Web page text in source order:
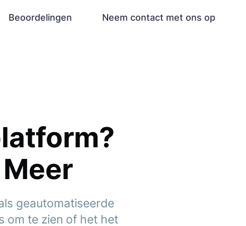
Beoordelingen Neem contact met ons op
geautomatiseerde
om te zien of het het